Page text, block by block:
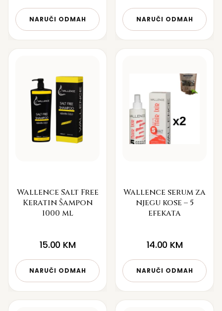
NARUČI ODMAH NARUČI ODMAH
Wallence Salt Free
Keratin Šampon
1000 ml
15.00 KM
NARUČI ODMAH
Wallence serum za
njegu kose – 5
efekata
14.00 KM
NARUČI ODMAH